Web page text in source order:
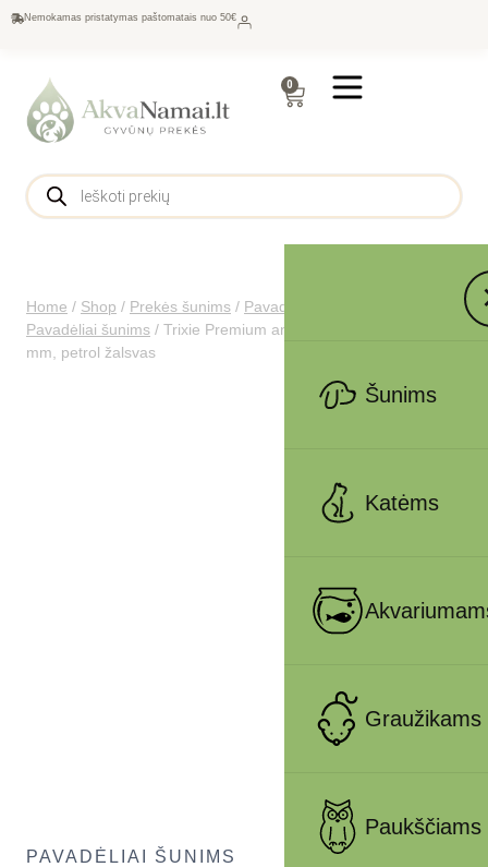
Nemokamas pristatymas paštomatais nuo 50€
0
Šunims
Katėms
Graužikams
Paukščiams
Home / Shop / Prekės šunims / Pavadėliai, antkakliai šunims
Pavadėliai šunims / Trixie Premium antkaklis S 25-40 cm/15
mm, petrol žalsvas
PAVADĖLIAI ŠUNIMS